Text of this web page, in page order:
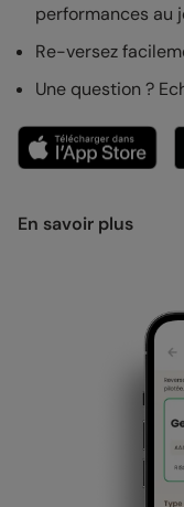
performances au
Re-versez
Une question ?
En savoir plus